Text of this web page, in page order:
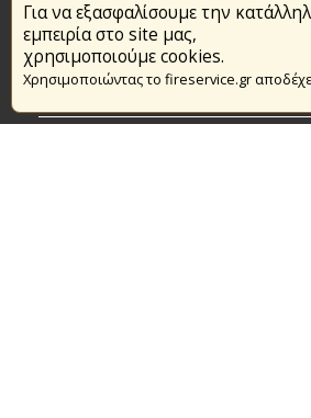
Για να εξασφαλίσουμε την
εμπειρία στο site μας,
χρησιμοποιούμε cookies.
Χρησιμοποιώντας το fireservice.gr
Επικαιρότητα
Το Πυροσβεστικό Σώμα